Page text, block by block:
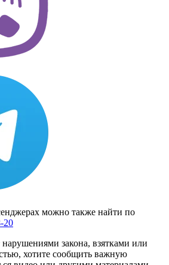
можно также найти по
20
закона, взятками или
хотите сообщить важную